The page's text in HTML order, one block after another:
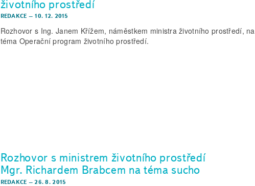
životního prostředí
REDAKCE – 10. 12. 2015
Rozhovor s Ing. Janem Křížem, náměstkem ministra životního prostředí, na
téma Operační program životního prostředí.
Rozhovor s ministrem životního prostředí
Mgr. Richardem Brabcem na téma sucho
REDAKCE –26. 8. 2015